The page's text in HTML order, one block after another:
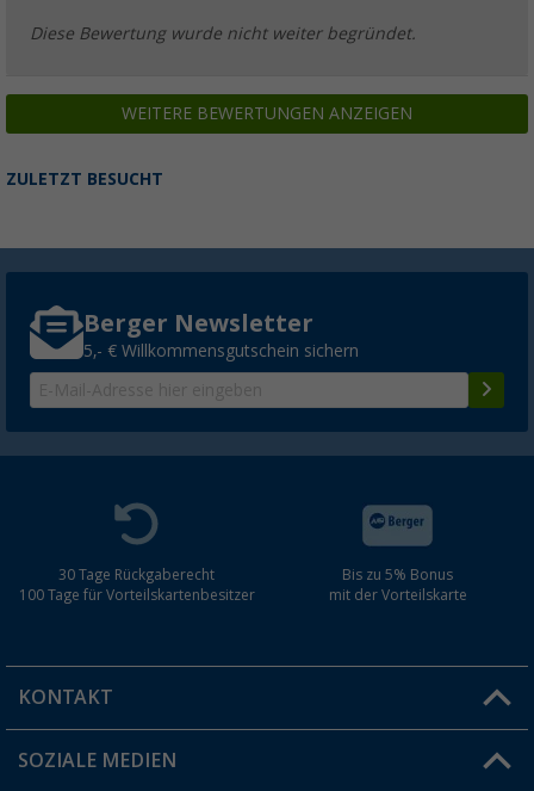
Diese Bewertung wurde nicht weiter begründet.
WEITERE BEWERTUNGEN ANZEIGEN
ZULETZT BESUCHT
Berger Newsletter
5,- € Willkommensgutschein sichern
30 Tage Rückgaberecht
100 Tage für Vorteilskartenbesitzer
Bis zu 5% Bonus
mit der Vorteilskarte
KONTAKT
Du hast eine Frage?
SOZIALE MEDIEN